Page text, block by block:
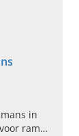
in
ramen